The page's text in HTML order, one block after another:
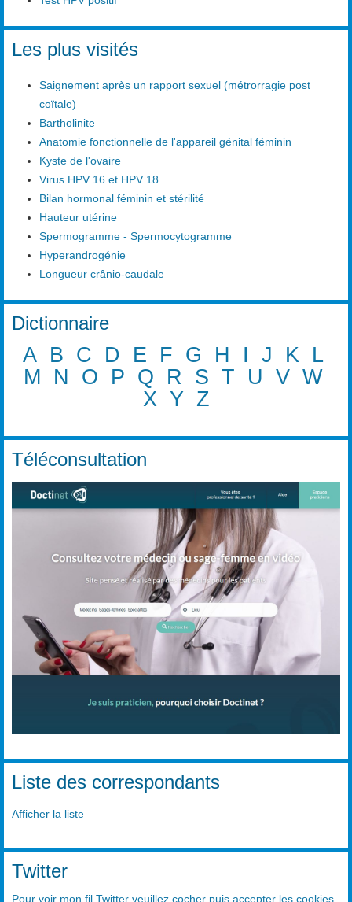
Les plus visités
Saignement après un rapport sexuel (métrorragie post
coïtale)
Bartholinite
Anatomie fonctionnelle de l'appareil génital féminin
Kyste de l'ovaire
Virus HPV 16 et HPV 18
Bilan hormonal féminin et stérilité
Hauteur utérine
Spermogramme - Spermocytogramme
Hyperandrogénie
Longueur crânio-caudale
Dictionnaire
A B C D E F G H I J K
L
M
N O P Q R S T U V W
X Y Z
Téléconsultation
Liste des correspondants
Afficher la liste
Twitter
Pour voir mon fil Twitter veuillez cocher puis accepter les cookies